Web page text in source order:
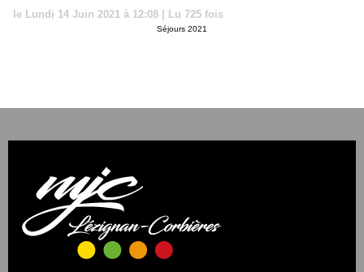
le Lundi 14 Juin 2021 à 12:08 | Lu 725 fois
Séjours 2021